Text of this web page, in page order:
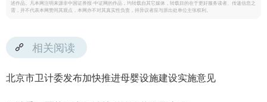
述作品。凡本网注明来源非中国证券报·中证网的作品，均转载自其它媒体，转载目的在于更好服务读者、传递信息之
需，并不代表本网赞同其观点，本网亦不对其真实性负责，持异议者应与原出处单位主张权利。
相关阅读
北京市卫计委发布加快推进母婴设施建设实施意见